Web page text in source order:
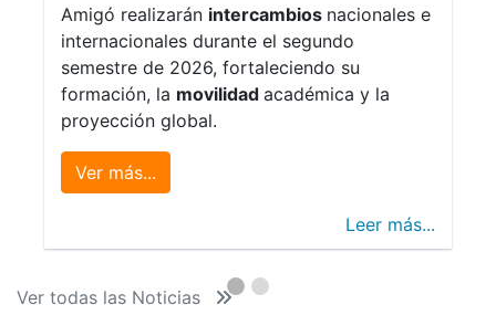
Amigó realizarán intercambios nacionales e
internacionales durante el segundo
semestre de 2026, fortaleciendo su
formación, la movilidad académica y la
proyección global.
Ver más...
Leer más...
Ver todas las Noticias